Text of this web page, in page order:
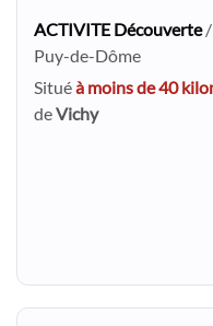
ACTIVITE Découverte/
Puy-de-Dôme
Situéà moins de 40
deVichy